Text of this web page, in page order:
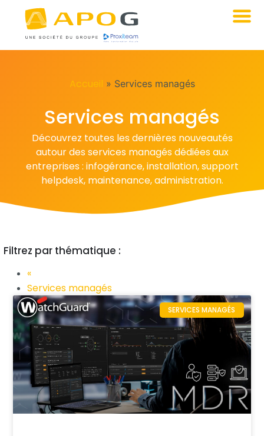
Accueil » Services managés
Services managés
Découvrez toutes les dernières nouveautés
autour des services managés dédiées aux
entreprises : infogérance, installation, support
helpdesk, maintenance, administration.
Filtrez par thématique :
«
Services managés
SERVICES MANAGÉS